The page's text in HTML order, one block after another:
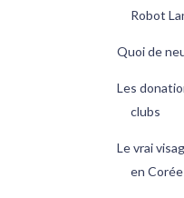
Robot
Quoi de
Les
clubs
Le vrai
en Corée